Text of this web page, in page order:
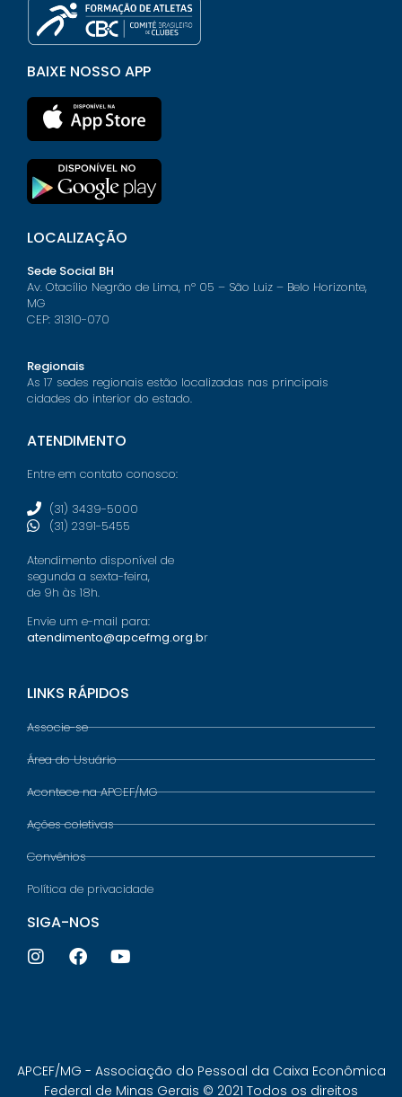
BAIXE NOSSO APP
LOCALIZAÇÃO
Sede Social BH
Av. Otacílio Negrão de Lima, nº 05 – São Luiz – Belo Horizonte,
MG
CEP: 31310-070
Regionais
As 17 sedes regionais estão localizadas nas principais
cidades do interior do estado.
ATENDIMENTO
Entre em contato conosco:
(31) 3439-5000
(31) 2391-5455
Atendimento disponível de
segunda a sexta-feira,
de 9h às 18h.
Envie um e-mail para:
atendimento@apcefmg.org.br
LINKS RÁPIDOS
Associe-se
Área do Usuário
Acontece na APCEF/MG
Ações coletivas
Convênios
Política de privacidade
SIGA-NOS
APCEF/MG - Associação do Pessoal da Caixa Econômica
Federal de Minas Gerais © 2021 Todos os direitos